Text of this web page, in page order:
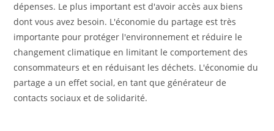
dépenses. Le plus important est d'avoir accès aux biens
dont vous avez besoin. L'économie du partage est très
importante pour protéger l'environnement et réduire le
changement climatique en limitant le comportement des
consommateurs et en réduisant les déchets. L'économie du
partage a un effet social, en tant que générateur de
contacts sociaux et de solidarité.